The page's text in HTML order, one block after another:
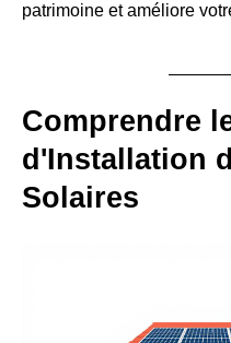
patrimoine et améliore
Comprendre
d'Installation
Solaires